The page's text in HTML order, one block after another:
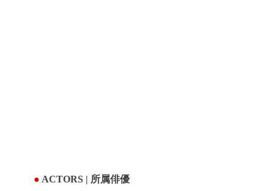
● ACTORS | 所属俳優